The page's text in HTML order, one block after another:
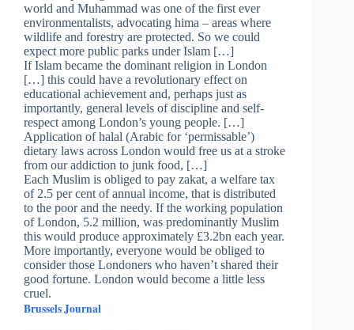
world and Muhammad was one of the first ever
environmentalists, advocating hima – areas where
wildlife and forestry are protected. So we could
expect more public parks under Islam […]
If Islam became the dominant religion in London
[…] this could have a revolutionary effect on
educational achievement and, perhaps just as
importantly, general levels of discipline and self-
respect among London’s young people. […]
Application of halal (Arabic for ‘permissable’)
dietary laws across London would free us at a stroke
from our addiction to junk food, […]
Each Muslim is obliged to pay zakat, a welfare tax
of 2.5 per cent of annual income, that is distributed
to the poor and the needy. If the working population
of London, 5.2 million, was predominantly Muslim
this would produce approximately £3.2bn each year.
More importantly, everyone would be obliged to
consider those Londoners who haven’t shared their
good fortune. London would become a little less
cruel.
Brussels Journal